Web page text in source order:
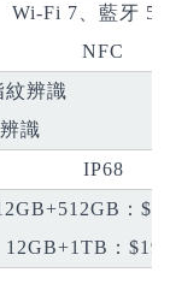
Wi-Fi 7、藍牙
NFC
紋辨識
識
IP68
：
12GB+1TB：